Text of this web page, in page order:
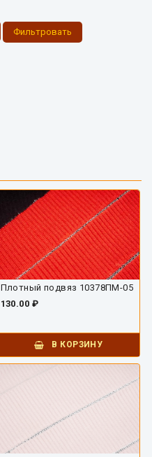
Фильтровать
Плотный подвяз 10378ПМ-05
130.00 ₽
В КОРЗИНУ